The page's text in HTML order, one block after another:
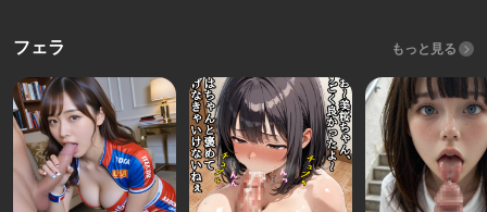
フェラ もっと見る